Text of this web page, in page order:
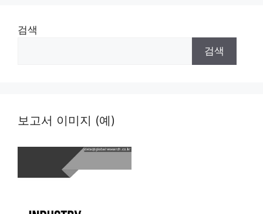
검색
검색
보고서 이미지 (예)